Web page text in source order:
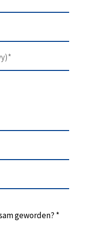
geworden? *